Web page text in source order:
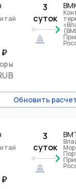
3
суток
₽
Обновить
3
суток
₽